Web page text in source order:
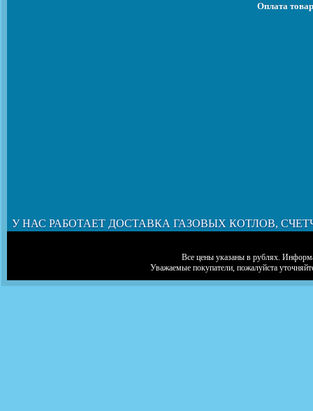
Оплата
У НАС РАБОТАЕТ ДОСТАВКА ГАЗОВЫХ КОТЛОВ,
Все цены указаны в рублях.
Уважаемые покупатели, пожалуйста